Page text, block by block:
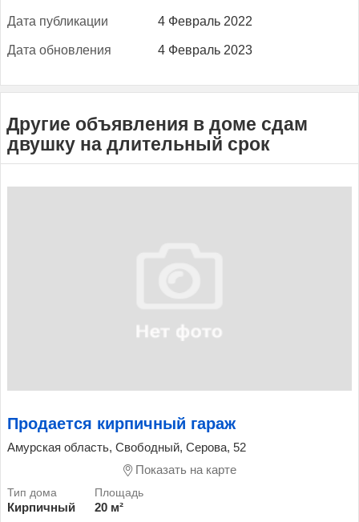
Да­та пуб­ли­кации 4 Февраль 2022
Да­та об­новле­ния 4 Февраль 2023
Другие объявления в доме сдам
двушку на длительный срок
Продается кирпичный гараж
Амурская область, Свободный, Серова, 52
Показать на карте
Кирпичный 20 м²